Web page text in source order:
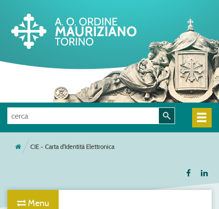
CIE - Carta d'Identità Elettronica
Menu